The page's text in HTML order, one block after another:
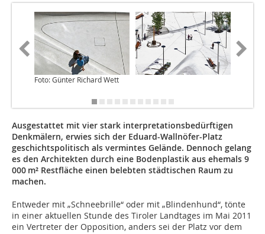
Foto: Günter Richard Wett
Ausgestattet mit vier stark interpretationsbedürftigen
Denkmälern, erwies sich der Eduard-Wallnöfer-Platz
geschichtspolitisch als vermintes Gelände. Dennoch gelang
es den Architekten durch eine Bodenplastik aus ehemals 9
000 m² Restfläche einen belebten städtischen Raum zu
machen.
Entweder mit „Schneebrille“ oder mit „Blindenhund“, tönte
in einer aktuellen Stunde des Tiroler Landtages im Mai 2011
ein Vertreter der Opposition, anders sei der Platz vor dem